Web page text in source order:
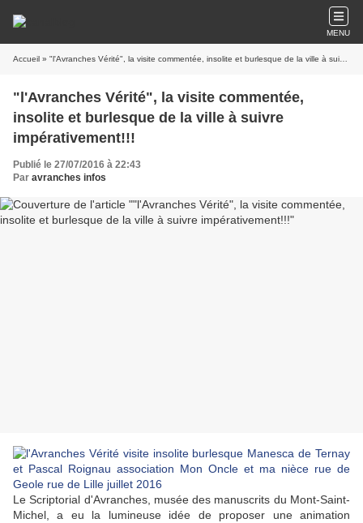
MENU
Accueil » "l'Avranches Vérité", la visite commentée, insolite et burlesque de la ville à suivre impérativement!!!
"l'Avranches Vérité", la visite commentée,
insolite et burlesque de la ville à suivre
impérativement!!!
Publié le 27/07/2016 à 22:43
Par avranches infos
Le Scriptorial d'Avranches, musée des manuscrits du Mont-Saint-
Michel, a eu la lumineuse idée de proposer une animation